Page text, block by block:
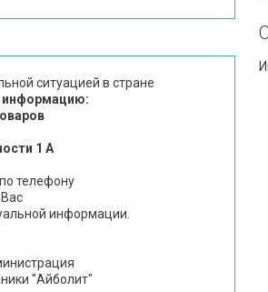
ситуацией в стране
информацию:
1 А
телефону
информации.
"Айболит"